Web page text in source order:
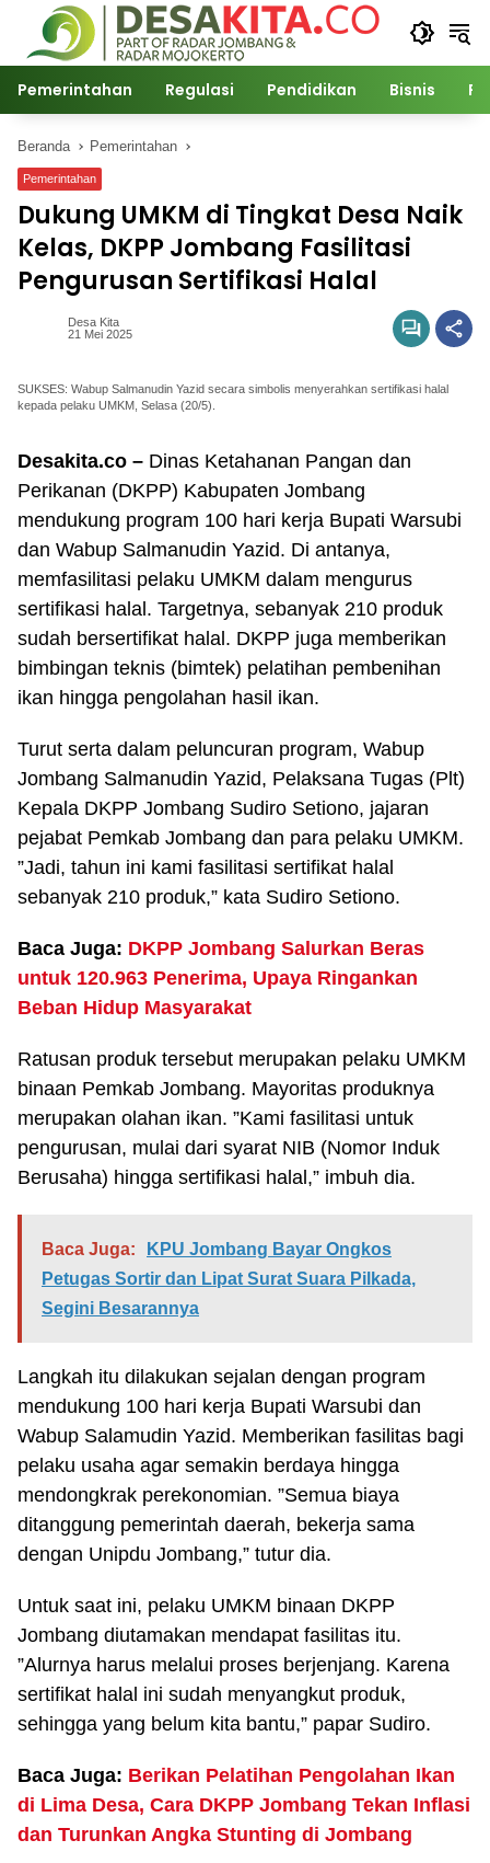
Langsung
konten
Pemerintahan Regulasi Pendidikan Bisnis
Beranda Pemerintahan
Pemerintahan
Dukung UMKM di Tingkat Desa Naik
Kelas, DKPP Jombang Fasilitasi
Pengurusan Sertifikasi Halal
Desa Kita
21 Mei 2025
SUKSES: Wabup Salmanudin Yazid secara simbolis menyerahkan sertifikasi halal
kepada pelaku UMKM, Selasa (20/5).
Desakita.co – Dinas Ketahanan Pangan dan
Perikanan (DKPP) Kabupaten Jombang
mendukung program 100 hari kerja Bupati Warsubi
dan Wabup Salmanudin Yazid. Di antanya,
memfasilitasi pelaku UMKM dalam mengurus
sertifikasi halal. Targetnya, sebanyak 210 produk
sudah bersertifikat halal. DKPP juga memberikan
bimbingan teknis (bimtek) pelatihan pembenihan
ikan hingga pengolahan hasil ikan.
Turut serta dalam peluncuran program, Wabup
Jombang Salmanudin Yazid, Pelaksana Tugas (Plt)
Kepala DKPP Jombang Sudiro Setiono, jajaran
pejabat Pemkab Jombang dan para pelaku UMKM.
”Jadi, tahun ini kami fasilitasi sertifikat halal
sebanyak 210 produk,” kata Sudiro Setiono.
Baca Juga: DKPP Jombang Salurkan Beras
untuk 120.963 Penerima, Upaya Ringankan
Beban Hidup Masyarakat
Ratusan produk tersebut merupakan pelaku UMKM
binaan Pemkab Jombang. Mayoritas produknya
merupakan olahan ikan. ”Kami fasilitasi untuk
pengurusan, mulai dari syarat NIB (Nomor Induk
Berusaha) hingga sertifikasi halal,” imbuh dia.
Baca Juga:
KPU Jombang Bayar Ongkos
Petugas Sortir dan Lipat Surat Suara Pilkada,
Segini Besarannya
Langkah itu dilakukan sejalan dengan program
mendukung 100 hari kerja Bupati Warsubi dan
Wabup Salamudin Yazid. Memberikan fasilitas bagi
pelaku usaha agar semakin berdaya hingga
mendongkrak perekonomian. ”Semua biaya
ditanggung pemerintah daerah, bekerja sama
dengan Unipdu Jombang,” tutur dia.
Untuk saat ini, pelaku UMKM binaan DKPP
Jombang diutamakan mendapat fasilitas itu.
”Alurnya harus melalui proses berjenjang. Karena
sertifikat halal ini sudah menyangkut produk,
sehingga yang belum kita bantu,” papar Sudiro.
Baca Juga: Berikan Pelatihan Pengolahan Ikan
di Lima Desa, Cara DKPP Jombang Tekan Inflasi
dan Turunkan Angka Stunting di Jombang